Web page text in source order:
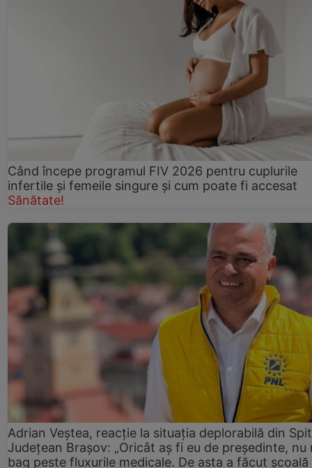
Când începe programul FIV 2026 pentru cuplurile
infertile şi femeile singure şi cum poate fi accesat
Sănătate!
Adrian Veștea, reacție la situația deplorabilă din
Județean Brașov: „Oricât aș fi eu de președinte, nu
bag peste fluxurile medicale. De asta a făcut școală